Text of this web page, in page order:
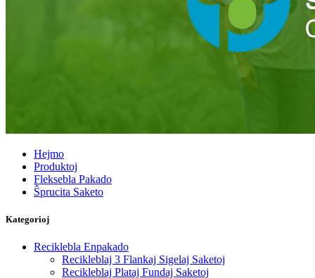
Hejmo
Produktoj
Fleksebla Pakado
Ŝprucita Saketo
Kategorioj
Reciklebla Enpakado
Recikleblaj 3 Flankaj Sigelaj Saketoj
Recikleblaj Plataj Fundaj Saketoj